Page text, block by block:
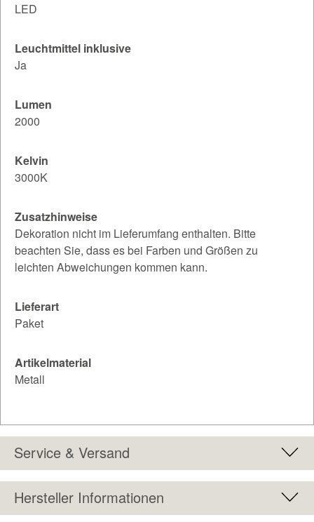
LED
Leuchtmittel inklusive
Ja
Lumen
2000
Kelvin
3000K
Zusatzhinweise
Dekoration nicht im Lieferumfang enthalten. Bitte
beachten Sie, dass es bei Farben und Größen zu
leichten Abweichungen kommen kann.
Lieferart
Paket
Artikelmaterial
Metall
Service & Versand
Hersteller Informationen